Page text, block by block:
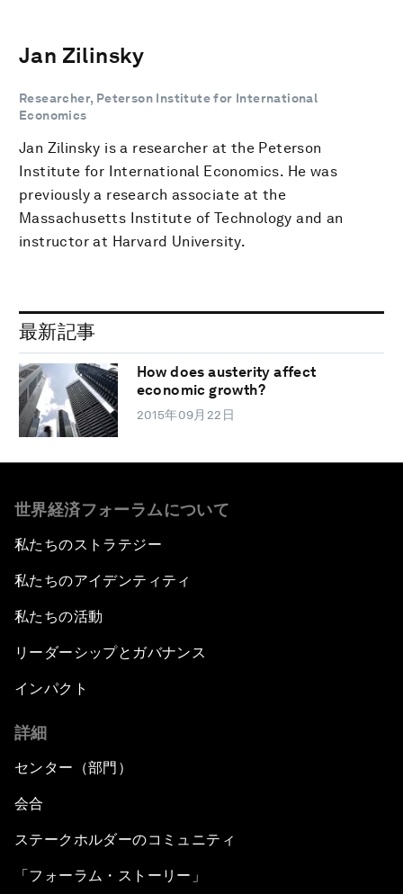
Jan Zilinsky
Researcher, Peterson Institute for International
Economics
Jan Zilinsky is a researcher at the Peterson
Institute for International Economics. He was
previously a research associate at the
Massachusetts Institute of Technology and an
instructor at Harvard University.
最新記事
How does austerity affect
economic growth?
2015年09月22日
世界経済フォーラムについて
私たちのストラテジー
私たちのアイデンティティ
私たちの活動
リーダーシップとガバナンス
インパクト
詳細
センター（部門）
会合
ステークホルダーのコミュニティ
「フォーラム・ストーリー」